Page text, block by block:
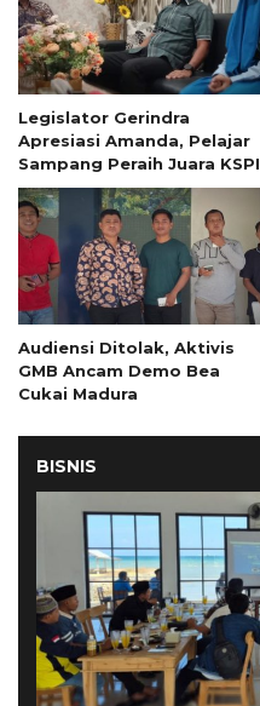
Legislator Gerindra
Apresiasi Amanda, Pelajar
Sampang Peraih Juara KSPI
Audiensi Ditolak, Aktivis
GMB Ancam Demo Bea
Cukai Madura
BISNIS